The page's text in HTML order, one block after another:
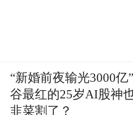
“新婚前夜输光3000亿
谷最红的25岁AI股神
韭菜割了？